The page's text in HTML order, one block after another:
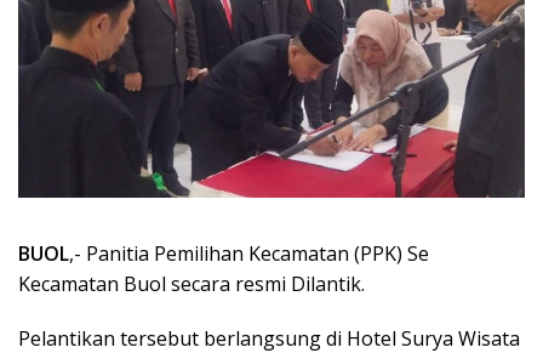
BUOL,- Panitia Pemilihan Kecamatan (PPK) Se
Kecamatan Buol secara resmi Dilantik.
Pelantikan tersebut berlangsung di Hotel Surya Wisata